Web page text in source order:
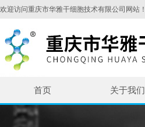
欢迎访问重庆市华雅干细胞技术有限公司网站！
首页 关于我们